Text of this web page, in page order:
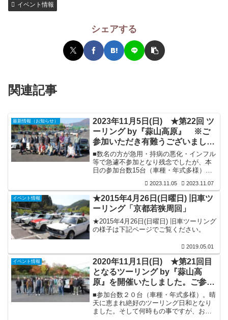
イベント情報
シェアする
関連記事
最新情報（お知らせ）
2023年11月5日(日) ★第22回 ツ
ーリング by『蒜山高原』 ※ご
参加いただき有難うございまし
た。
■数名の方が急用・持病の悪化・インフル
等で急遽不参加となり残念でしたが、本
日の参加台数15台（車種・年式多様）、
日和となりました。そして何時もの事で
すが、おじさんパワー炸裂で皆様爽快に
ワインディングロードを走行され無事解
散の運びとなりました。■ご参加いただき
ました皆様にお礼申しあげます。これか
らも車を愛し維持していく者同士の親睦
りますので次回も多くの皆様のご参加を
お待ちしております。★ツーリングの様
子を下...
2023.11.05 2023.11.07
イベント情報
★2015年4月26日(日曜日) 旧車ツ
ーリング「京都若狭周回」
★2015年4月26日(日曜日) 旧車ツーリング
の様子は下記ページでご覧ください。
2019.05.01
イベント情報
2020年11月1日(日) ★第21回目
となるツーリング by『蒜山高
原』を開催いたしました。ご参加
いただき有難うございました。
■参加台数２０台（車種・年式多様）。晴
天に恵まれ絶好のツーリング日和となり
ました。そして何時もの事ですが、おじ